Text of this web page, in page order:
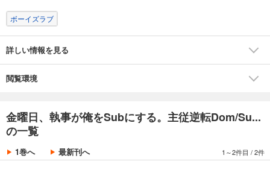
ボーイズラブ
詳しい情報を見る
閲覧環境
金曜日、執事が俺をSubにする。主従逆転Dom/Su...
の一覧
1巻へ 最新刊へ 1～2件目 /2件